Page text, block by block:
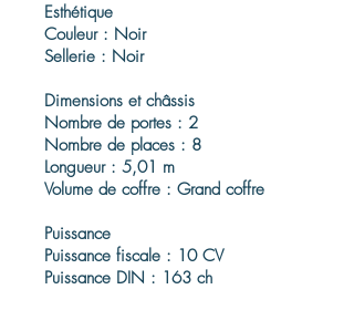
Esthétique
Couleur : Noir
Sellerie : Noir
Dimensions et châssis
Nombre de portes : 2
Nombre de places : 8
Longueur : 5,01 m
Volume de coffre : Grand coffre
Puissance
Puissance fiscale : 10 CV
Puissance DIN : 163 ch